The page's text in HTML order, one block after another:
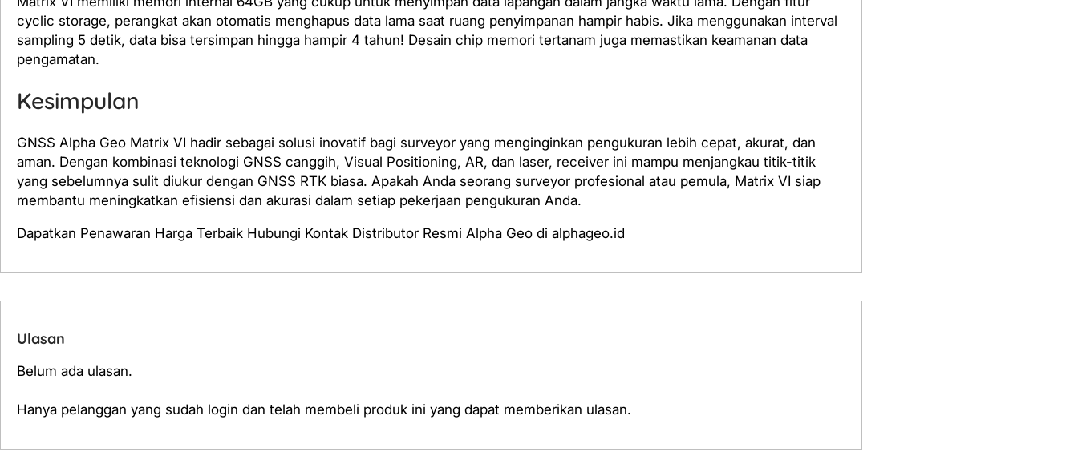
cyclic storage, perangkat akan otomatis menghapus data lama saat ruang penyimpanan hampir habis. Jika menggunakan interval
sampling 5 detik, data bisa tersimpan hingga hampir 4 tahun! Desain chip memori tertanam juga memastikan keamanan data
pengamatan.
Kesimpulan
GNSS Alpha Geo Matrix VI hadir sebagai solusi inovatif bagi surveyor yang menginginkan pengukuran lebih cepat, akurat, dan
aman. Dengan kombinasi teknologi GNSS canggih, Visual Positioning, AR, dan laser, receiver ini mampu menjangkau titik-titik
yang sebelumnya sulit diukur dengan GNSS RTK biasa. Apakah Anda seorang surveyor profesional atau pemula, Matrix VI siap
membantu meningkatkan efisiensi dan akurasi dalam setiap pekerjaan pengukuran Anda.
Dapatkan Penawaran Harga Terbaik Hubungi Kontak Distributor Resmi Alpha Geo di alphageo.id
Ulasan
Belum ada ulasan.
Hanya pelanggan yang sudah login dan telah membeli produk ini yang dapat memberikan ulasan.